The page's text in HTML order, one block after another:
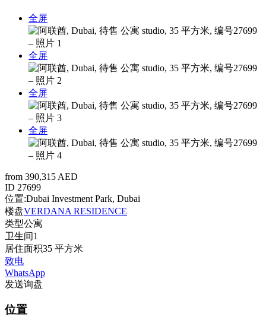
全屏
全屏
全屏
全屏
from 390,315 AED
ID 27699
位置:Dubai Investment Park, Dubai
楼盘VERDANA RESIDENCE
类型公寓
卫生间1
居住面积35 平方米
致电
WhatsApp
发送询盘
位置